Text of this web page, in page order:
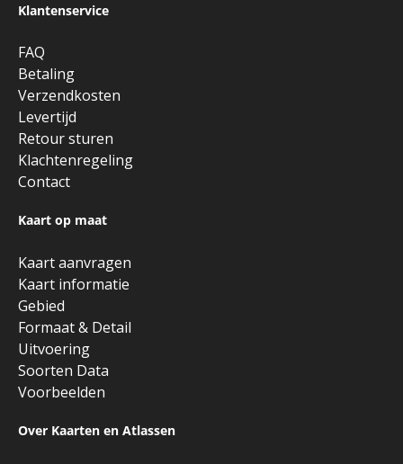
Klantenservice
FAQ
Betaling
Verzendkosten
Levertijd
Retour sturen
Klachtenregeling
Contact
Kaart op maat
Kaart aanvragen
Kaart informatie
Gebied
Formaat & Detail
Uitvoering
Soorten Data
Voorbeelden
Over Kaarten en Atlassen